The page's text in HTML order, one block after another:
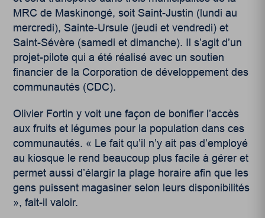
MRC de Maskinongé, soit Saint-Justin (lundi au
mercredi), Sainte-Ursule (jeudi et vendredi) et
Saint-Sévère (samedi et dimanche). Il s’agit d’un
projet-pilote qui a été réalisé avec un soutien
financier de la Corporation de développement des
communautés (CDC).
Olivier Fortin y voit une façon de bonifier l’accès
aux fruits et légumes pour la population dans ces
communautés. « Le fait qu’il n’y ait pas d’employé
au kiosque le rend beaucoup plus facile à gérer et
permet aussi d’élargir la plage horaire afin que les
gens puissent magasiner selon leurs disponibilités
», fait-il valoir.